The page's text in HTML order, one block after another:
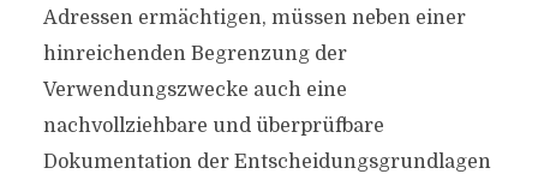
Adressen ermächtigen, müssen neben einer
hinreichenden Begrenzung der
Verwendungszwecke auch eine
nachvollziehbare und überprüfbare
Dokumentation der Entscheidungsgrundlagen